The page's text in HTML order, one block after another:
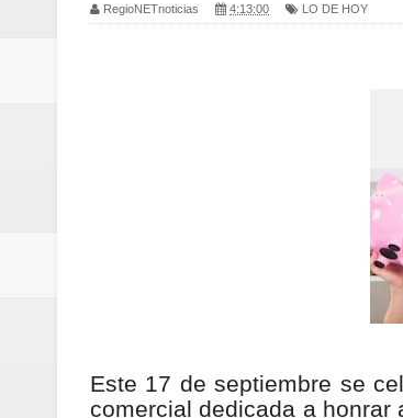
basadas en género
Regionetnoticias /
Regionetnoticias /
Regionetnoticias /
RegioNETnoticias 4:13:00 LO DE HOY
Este 17 de septiembre se
comercial dedicada a